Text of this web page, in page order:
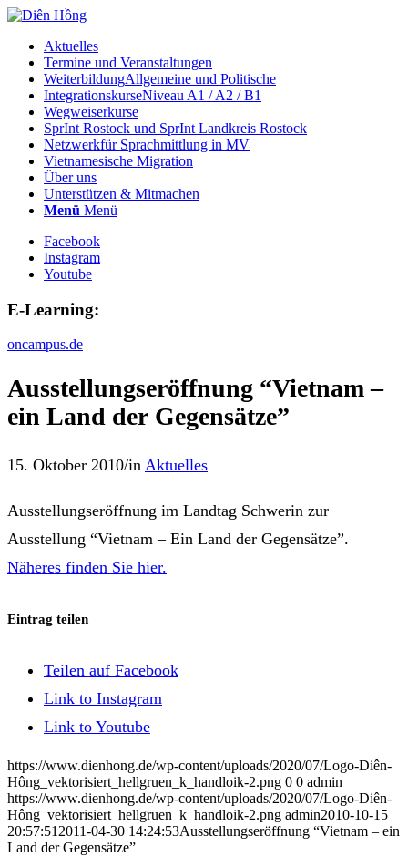
Aktuelles
Termine und Veranstaltungen
WeiterbildungAllgemeine und Politische
IntegrationskurseNiveau A1 / A2 / B1
Wegweiserkurse
SprInt Rostock und SprInt Landkreis Rostock
Netzwerkfür Sprachmittlung in MV
Vietnamesische Migration
Über uns
Unterstützen & Mitmachen
Menü Menü
Facebook
Instagram
Youtube
E-Learning:
oncampus.de
Ausstellungseröffnung “Vietnam –
ein Land der Gegensätze”
15. Oktober 2010/in Aktuelles
Ausstellungseröffnung im Landtag Schwerin zur
Ausstellung “Vietnam – Ein Land der Gegensätze”.
Näheres finden Sie hier.
Eintrag teilen
Teilen auf Facebook
Link to Instagram
Link to Youtube
https://www.dienhong.de/wp-content/uploads/2020/07/Logo-Diên-
Hông_vektorisiert_hellgruen_k_handloik-2.png 0 0 admin
https://www.dienhong.de/wp-content/uploads/2020/07/Logo-Diên-
Hông_vektorisiert_hellgruen_k_handloik-2.png admin2010-10-15
20:57:51 2011-04-30 14:24:53Ausstellungseröffnung “Vietnam – ein
Land der Gegensätze”